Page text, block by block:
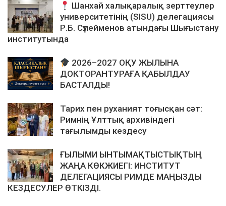
Шанхай халықаралық зерттеулер
университетінің (SISU) делегациясы
Р.Б. Сүлейменов атындағы Шығыстану
институтында
2026–2027 ОҚУ ЖЫЛЫНА
ДОКТОРАНТУРАҒА ҚАБЫЛДАУ
БАСТАЛДЫ!
Тарих пен руханият тоғысқан сәт:
Римнің Ұлттық архивіндегі
тағылымды кездесу
ҒЫЛЫМИ ЫНТЫМАҚТЫСТЫҚТЫҢ
ЖАҢА КӨКЖИЕГІ: ИНСТИТУТ
ДЕЛЕГАЦИЯСЫ РИМДЕ МАҢЫЗДЫ
КЕЗДЕСУЛЕР ӨТКІЗДІ.